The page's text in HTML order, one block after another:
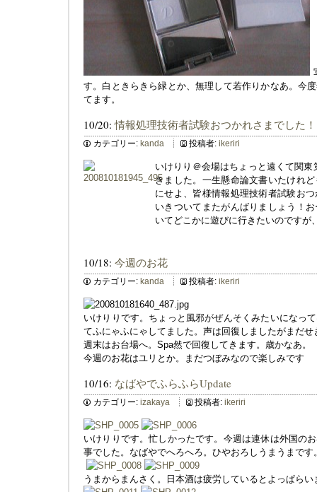
す。白ときらきら緑とか、無理して若作りかなあ。今
てます。
10/20:情報処理技術者試験おつかれさまでした！
カテゴリー: kanda 投稿者: ikeriri
いけりり＠会場はちょっと遠くて関
きました。一生懸命論文書いたけれ
にせよ、皆様情報処理技術者試験お
いきついてまたがんばりましょう！
いてどこかに遊びに行きたいのですが
10/18: 今週のお花
カテゴリー: kanda 投稿者: ikeriri
いけりりです。ちょっと風邪がぜんそくみたいになっ
てふにゃふにゃしてました。声は回復しましたがまだせ
週末はお台場へ。Spa然で回復してきます。歳かなあ。
今週のお花はユリとか。まだつぼみなので楽しみです
10/16: なばやでふらふらUpdate
カテゴリー: izakaya 投稿者: ikeriri
いけりりです。忙しかったです。今週は連休は外国の
事でした。なばやでへろへろ。ひやおろしうまうまです
うまからまんさく。日本酒は疲労しているとよっぱらい